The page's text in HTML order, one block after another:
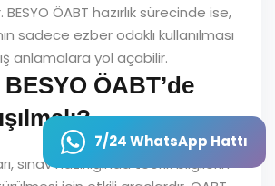
7/24 WhatsApp Hattı
ÖABT hazırlık sürecinde ise,
sadece ezber odaklı kullanılması
anlamalara yol açabilir.
ÖABT’de
sınav hazırlığında teorik bilgilerin